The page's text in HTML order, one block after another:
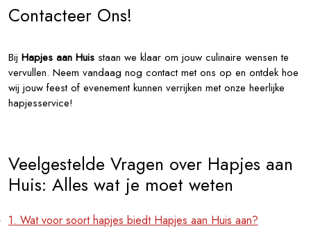
Contacteer Ons!
Bij Hapjes aan Huis staan we klaar om jouw culinaire wensen te
vervullen. Neem vandaag nog contact met ons op en ontdek hoe
wij jouw feest of evenement kunnen verrijken met onze heerlijke
hapjesservice!
Veelgestelde Vragen over Hapjes aan
Huis: Alles wat je moet weten
1. Wat voor soort hapjes biedt Hapjes aan Huis aan?